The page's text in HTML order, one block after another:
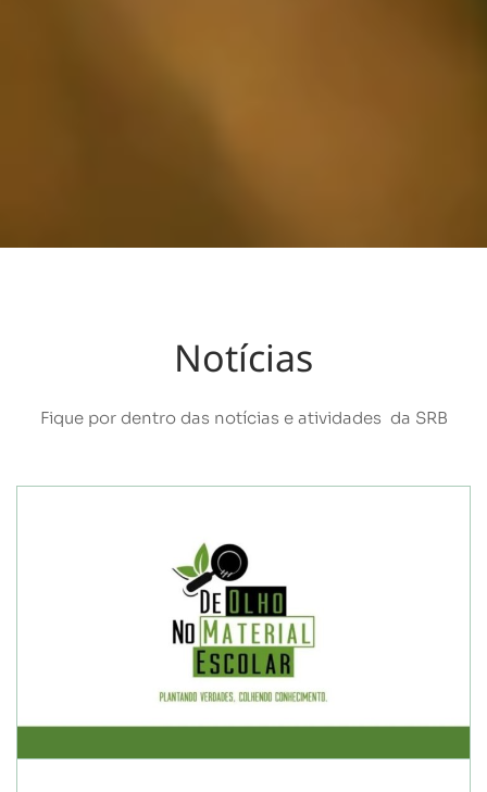
Notícias
Fique por dentro das notícias e atividades da SRB